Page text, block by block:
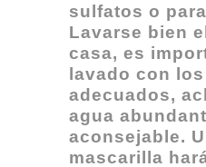
sulfatos o
Lavarse bien
casa, es
lavado con
adecuados,
agua
aconsejable.
mascarilla